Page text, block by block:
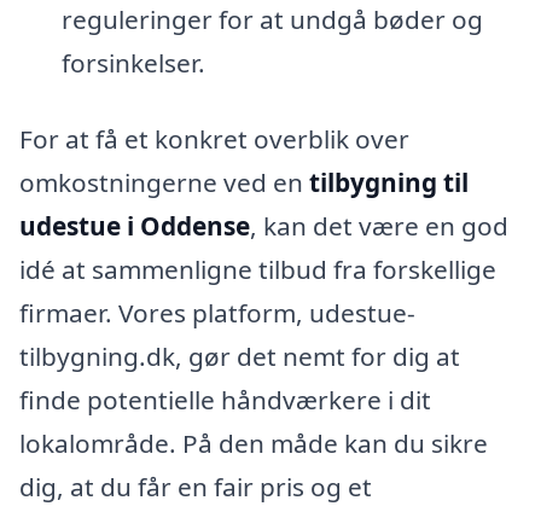
reguleringer for at undgå bøder og
forsinkelser.
For at få et konkret overblik over
omkostningerne ved en tilbygning til
udestue i Oddense, kan det være en god
idé at sammenligne tilbud fra forskellige
firmaer. Vores platform, udestue-
tilbygning.dk, gør det nemt for dig at
finde potentielle håndværkere i dit
lokalområde. På den måde kan du sikre
dig, at du får en fair pris og et